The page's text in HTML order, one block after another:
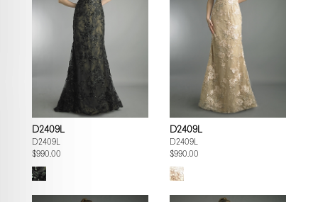
D2409L
D2409L
$990.00
D2409L
D2409L
$990.00